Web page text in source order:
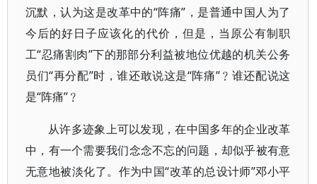
沉默，认为这是改革中的“阵痛”，是普通中国人为了
今后的好日子应该化的代价，但是，当原公有制职
工“忍痛割肉”下的那部分利益被地位优越的机关公务
员们“再分配”时，谁还敢说这是“阵痛”﹖谁还配说这
是“阵痛”﹖
从许多迹象上可以发现，在中国多年的企业改革
中，有一个需要我们念念不忘的问题，却似乎被有意
无意地被淡化了。作为中国“改革的总设计师”邓小平